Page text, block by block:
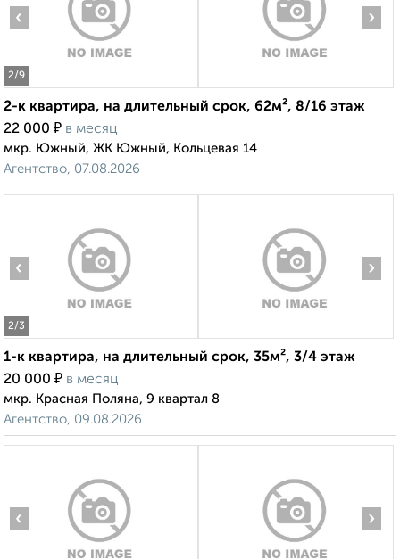
2/9
‹ ›
2-к квартира, на длительный срок, 62м², 8/16 этаж
22 000 ₽ в месяц
мкр. Южный, ЖК Южный, Кольцевая 14
Агентство, 07.08.2026
2/3
‹ ›
1-к квартира, на длительный срок, 35м², 3/4 этаж
20 000 ₽ в месяц
мкр. Красная Поляна, 9 квартал 8
Агентство, 09.08.2026
‹ ›